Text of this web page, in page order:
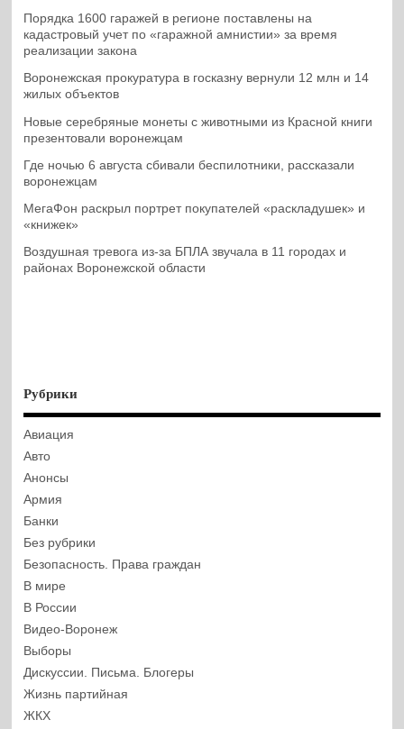
Порядка 1600 гаражей в регионе поставлены на
кадастровый учет по «гаражной амнистии» за время
реализации закона
Воронежская прокуратура в госказну вернули 12 млн и 14
жилых объектов
Новые серебряные монеты с животными из Красной книги
презентовали воронежцам
Где ночью 6 августа сбивали беспилотники, рассказали
воронежцам
МегаФон раскрыл портрет покупателей «раскладушек» и
«книжек»
Воздушная тревога из-за БПЛА звучала в 11 городах и
районах Воронежской области
Рубрики
Авиация
Авто
Анонсы
Армия
Банки
Без рубрики
Безопасность. Права граждан
В мире
В России
Видео-Воронеж
Выборы
Дискуссии. Письма. Блогеры
Жизнь партийная
ЖКХ